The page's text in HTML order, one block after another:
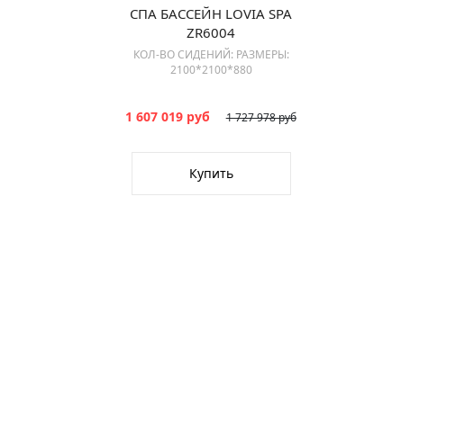
СПА БАССЕЙН LOVIA SPA
ZR6004
КОЛ-ВО СИДЕНИЙ: РАЗМЕРЫ:
2100*2100*880
1 727 978 руб
1 607 019 руб
Купить